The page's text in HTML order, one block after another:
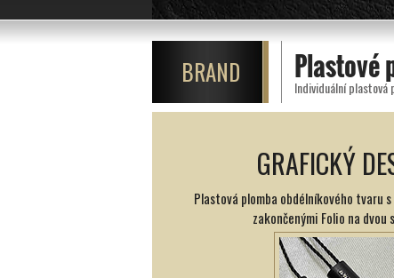
BRAND Plastové
Individuální plastová
GRAFICKÝ
Plastová plomba obdélníkového tvaru
zakončenými Folio na dvou